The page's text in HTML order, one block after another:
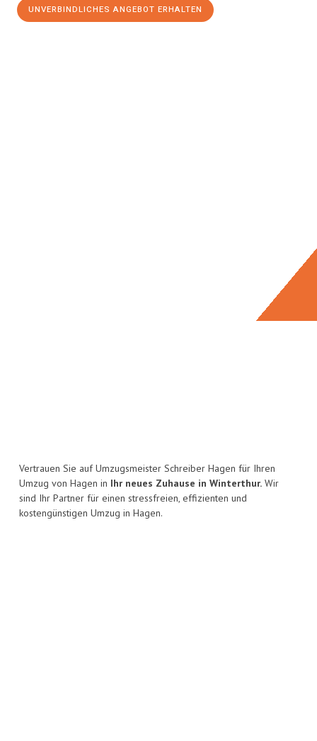
UNVERBINDLICHES ANGEBOT ERHALTEN
Vertrauen Sie auf Umzugsmeister Schreiber Hagen für Ihren
Umzug von Hagen in Ihr neues Zuhause in Winterthur. Wir
sind Ihr Partner für einen stressfreien, effizienten und
kostengünstigen Umzug in Hagen.